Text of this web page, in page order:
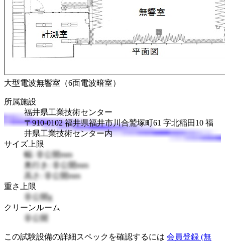
大型電波無響室（6面電波暗室）
所属施設
福井県工業技術センター
〒910-0102 福井県福井市川合鷲塚町61 字北稲田10 福
井県工業技術センター内
サイズ上限
幅: 非公開mm
奥行き: 非公開mm
高さ: 非公開mm
重さ上限
非公開g
クリーンルーム
非公開
この試験設備の詳細スペックを確認するには 会員登録 (無